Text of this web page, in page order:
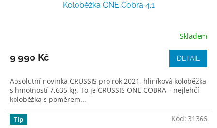
Koloběžka ONE Cobra 4.1
Skladem
9 990 Kč DETAIL
Absolutní novinka CRUSSIS pro rok 2021, hliníková koloběžka
s hmotností 7,635 kg. To je CRUSSIS ONE COBRA – nejlehčí
koloběžka s poměrem...
Tip Kód: 31366